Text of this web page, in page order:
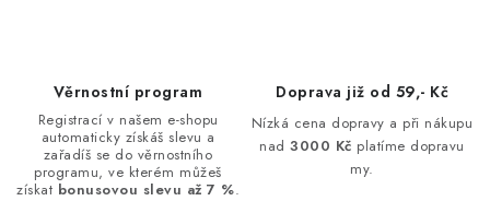
Věrnostní program
Registrací v našem e-shopu
automaticky získáš slevu a
zařadíš se do věrnostního
programu, ve kterém můžeš
získat bonusovou slevu až 7 %.
Doprava již od 59,- Kč
Nízká cena dopravy a při nákupu
nad3000 Kč platíme dopravu
my.